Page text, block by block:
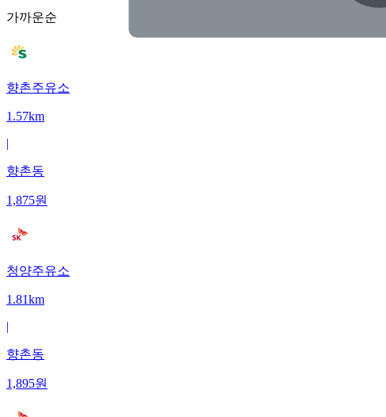
가까운순
향촌주유소
1.57km
|
향촌동
1,875원
청양주유소
1.81km
|
향촌동
1,895원